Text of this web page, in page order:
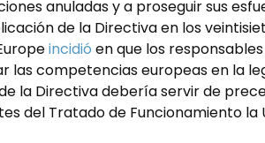
anuladas y a proseguir sus
de la Directiva en los
incidió en que los
las competencias europeas en la
la Directiva debería servir de
del Tratado de Funcionamiento la